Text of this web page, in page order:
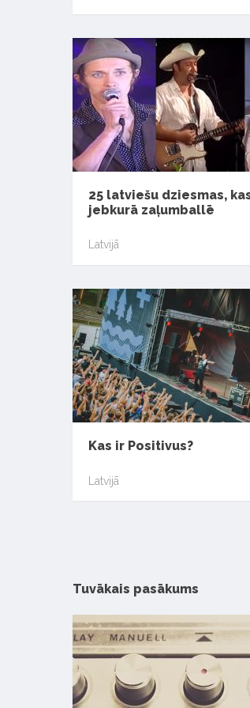
25 latviešu dziesmas,
jebkurā zaļumballē
Latvijā
Kas ir Positivus?
Latvijā
Tuvākais pasākums